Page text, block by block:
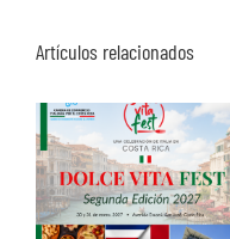
Artículos relacionados